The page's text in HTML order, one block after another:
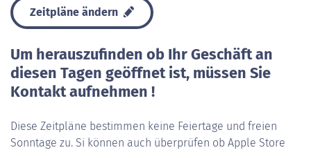
Zeitpläne ändern
Um herauszufinden ob Ihr Geschäft an
diesen Tagen geöffnet ist, müssen Sie
Kontakt aufnehmen !
Diese Zeitpläne bestimmen keine Feiertage und freien
Sonntage zu. Si können auch überprüfen ob Apple Store